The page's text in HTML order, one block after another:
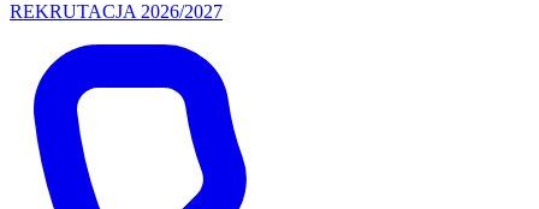
REKRUTACJA 2026/2027